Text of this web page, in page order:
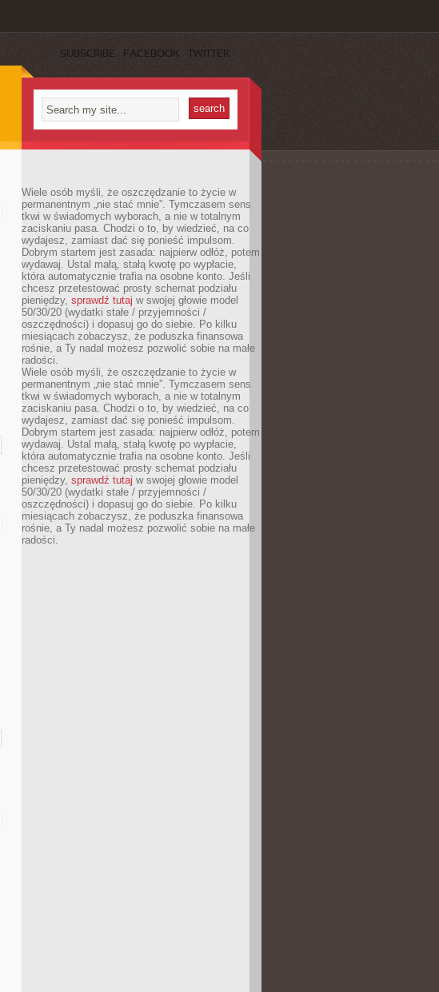
SUBSCRIBE FACEBOOK TWITTER
Wiele osób myśli, że oszczędzanie to życie w
permanentnym „nie stać mnie”. Tymczasem sens
tkwi w świadomych wyborach, a nie w totalnym
zaciskaniu pasa. Chodzi o to, by wiedzieć, na co
wydajesz, zamiast dać się ponieść impulsom.
Dobrym startem jest zasada: najpierw odłóż, potem
wydawaj. Ustal małą, stałą kwotę po wypłacie,
która automatycznie trafia na osobne konto. Jeśli
chcesz przetestować prosty schemat podziału
pieniędzy, sprawdź tutaj w swojej głowie model
50/30/20 (wydatki stałe / przyjemności /
oszczędności) i dopasuj go do siebie. Po kilku
miesiącach zobaczysz, że poduszka finansowa
rośnie, a Ty nadal możesz pozwolić sobie na małe
radości.
Wiele osób myśli, że oszczędzanie to życie w
permanentnym „nie stać mnie”. Tymczasem sens
tkwi w świadomych wyborach, a nie w totalnym
zaciskaniu pasa. Chodzi o to, by wiedzieć, na co
wydajesz, zamiast dać się ponieść impulsom.
Dobrym startem jest zasada: najpierw odłóż, potem
wydawaj. Ustal małą, stałą kwotę po wypłacie,
która automatycznie trafia na osobne konto. Jeśli
chcesz przetestować prosty schemat podziału
pieniędzy, sprawdź tutaj w swojej głowie model
50/30/20 (wydatki stałe / przyjemności /
oszczędności) i dopasuj go do siebie. Po kilku
miesiącach zobaczysz, że poduszka finansowa
rośnie, a Ty nadal możesz pozwolić sobie na małe
radości.